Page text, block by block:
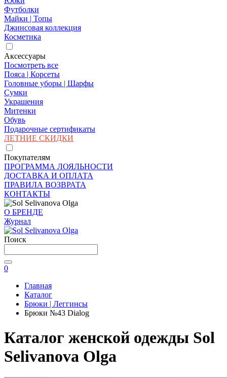
Футболки
Майки | Топы
Джинсовая коллекция
Косметика
Аксессуары
Посмотреть все
Пояса | Корсеты
Головные уборы | Шарфы
Сумки
Украшения
Митенки
Обувь
Подарочные сертификаты
ЛЕТНИЕ СКИДКИ
Покупателям
ПРОГРАММА ЛОЯЛЬНОСТИ
ДОСТАВКА И ОПЛАТА
ПРАВИЛА ВОЗВРАТА
КОНТАКТЫ
О БРЕНДЕ
Журнал
Поиск
0
Главная
Каталог
Брюки | Леггинсы
Брюки №43 Dialog
Каталог женской одежды Sol
Selivanova Olga